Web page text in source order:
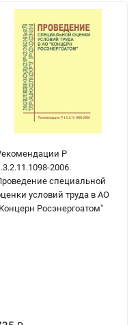
Р
2006.
специальной
условий труда в АО
Росэнергоатом"